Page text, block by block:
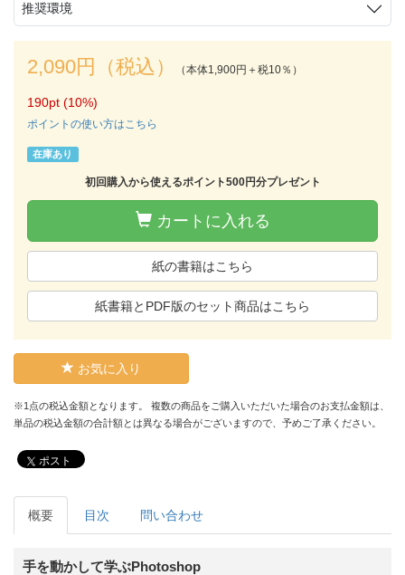
推奨環境
2,090円（税込） （本体1,900円＋税10％）
190pt (10%)
ポイントの使い方はこちら
在庫あり
初回購入から使えるポイント500円分プレゼント
カートに入れる
紙の書籍はこちら
紙書籍とPDF版のセット商品はこちら
お気に入り
※1点の税込金額となります。 複数の商品をご購入いただいた場合のお支払金額は、
単品の税込金額の合計額とは異なる場合がございますので、予めご了承ください。
ポスト
概要 目次 問い合わせ
手を動かして学ぶPhotoshop